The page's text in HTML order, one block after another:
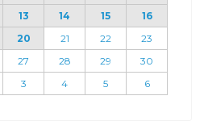
13 14 15
16
20 21 22
23
27 28 29
30
3 4 5 6